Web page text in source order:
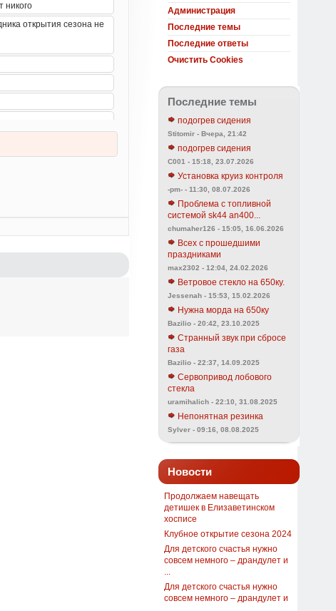
Администрация
Последние темы
Последние ответы
Очистить Cookies
Последние темы
подогрев сидения
Stitomir - Вчера, 21:42
подогрев сидения
C001 - 15:18, 23.07.2026
Установка круиз контроля
-pm- - 11:30, 08.07.2026
Проблема с топливной
системой sk44 an400...
chumaher126 - 15:05, 16.06.2026
Всех с прошедшими
праздниками
max2302 - 12:04, 24.02.2026
Ветровое стекло на 650ку.
Jessenah - 15:53, 15.02.2026
Нужна морда на 650ку
Bazilio - 20:42, 23.10.2025
Странный звук при сбросе
газа
Bazilio - 22:37, 14.09.2025
Сервопривод лобового
стекла
uramihalich - 22:10, 31.08.2025
Непонятная резинка
Sylver - 09:16, 08.08.2025
Новости
Продолжаем навещать
детишек в Елизаветинском
хосписе
Клубное открытие сезона 2024
Для детского счастья нужно
совсем немного – драндулет и
Для детского счастья нужно
совсем немного – драндулет и